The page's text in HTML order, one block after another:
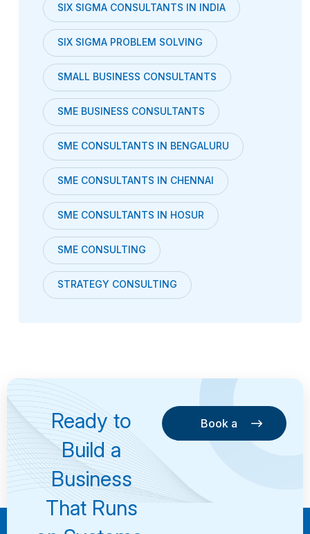
SIX SIGMA CONSULTANTS IN INDIA
SIX SIGMA PROBLEM SOLVING
SMALL BUSINESS CONSULTANTS
SME BUSINESS CONSULTANTS
SME CONSULTANTS IN BENGALURU
SME CONSULTANTS IN CHENNAI
SME CONSULTANTS IN HOSUR
SME CONSULTING
STRATEGY CONSULTING
Ready to
Build a
Business
That Runs
Book a
Consultation
Book a